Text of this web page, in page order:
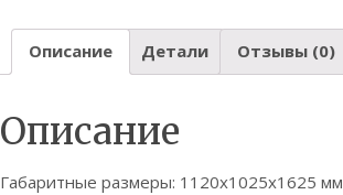
Описание Детали Отзывы (0)
Описание
Габаритные размеры: 1120х1025х1625 мм